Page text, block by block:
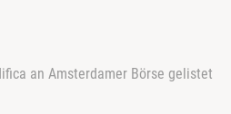
an Amsterdamer Börse gelistet